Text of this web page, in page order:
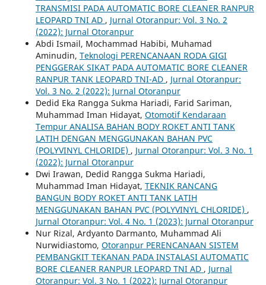
TRANSMISI PADA AUTOMATIC BORE CLEANER RANPUR
LEOPARD TNI AD , Jurnal Otoranpur: Vol. 3 No. 2
(2022): Jurnal Otoranpur
Abdi Ismail, Mochammad Habibi, Muhamad
Aminudin, Teknologi PERENCANAAN RODA GIGI
PENGGERAK SIKAT PADA AUTOMATIC BORE CLEANER
RANPUR TANK LEOPARD TNI-AD , Jurnal Otoranpur:
Vol. 3 No. 2 (2022): Jurnal Otoranpur
Dedid Eka Rangga Sukma Hariadi, Farid Sariman,
Muhammad Iman Hidayat, Otomotif Kendaraan
Tempur ANALISA BAHAN BODY ROKET ANTI TANK
LATIH DENGAN MENGGUNAKAN BAHAN PVC
(POLYVINYL CHLORIDE) , Jurnal Otoranpur: Vol. 3 No. 1
(2022): Jurnal Otoranpur
Dwi Irawan, Dedid Rangga Sukma Hariadi,
Muhammad Iman Hidayat, TEKNIK RANCANG
BANGUN BODY ROKET ANTI TANK LATIH
MENGGUNAKAN BAHAN PVC (POLYVINYL CHLORIDE) ,
Jurnal Otoranpur: Vol. 4 No. 1 (2023): Jurnal Otoranpur
Nur Rizal, Ardyanto Darmanto, Muhammad Ali
Nurwidiastomo, Otoranpur PERENCANAAN SISTEM
PEMBANGKIT TEKANAN PADA INSTALASI AUTOMATIC
BORE CLEANER RANPUR LEOPARD TNI AD , Jurnal
Otoranpur: Vol. 3 No. 1 (2022): Jurnal Otoranpur